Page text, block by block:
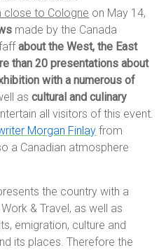
close to Cologne on May 14,
made by the Canada
about the West, the East
than 20 presentations about
with a numerous of
ascultural and culinary
all visitors of this event.
Morgan Finlay from
a Canadian atmosphere
the country with a
& Travel, as well as
emigration, culture and
its places. Therefore the